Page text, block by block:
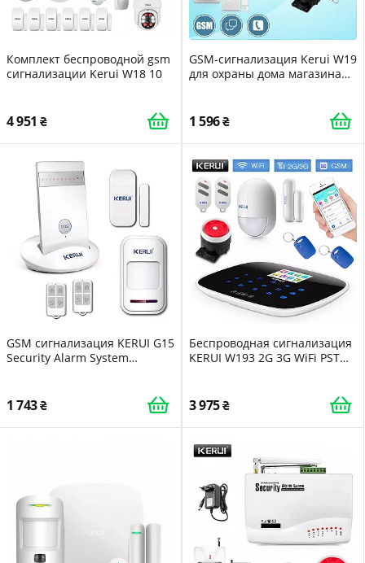
Комплект беспроводной gsm
сигнализации Kerui W18 10
4 951
GSM-сигнализация Kerui W19
для охраны дома магазина
1 596
GSM сигнализация KERUI G15
Security Alarm System
1 743
Беспроводная сигнализация
KERUI W193 2G 3G WiFi PSTN
3 975